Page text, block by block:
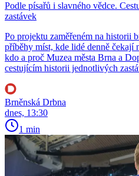
Podle písařů i slavného vědce.
zastávek
Po projektu zaměřeném na historii
příběhy míst, kde lidé denně čekají
kdo a proč Muzea města Brna a
cestujícím historii jednotlivých
Brněnská Drbna
dnes, 13:30
1 min